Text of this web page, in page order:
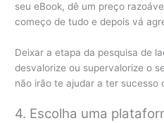
seu eBook, dê um preço
começo de tudo e depois vá
Deixar a etapa da pesquisa de
desvalorize ou supervalorize o
não irão te ajudar a ter sucesso
4. Escolha uma